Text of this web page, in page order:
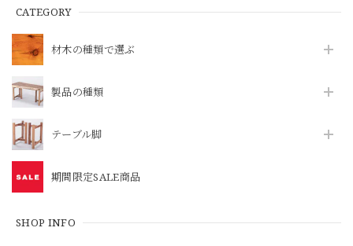
CATEGORY
材木の種類で選ぶ
製品の種類
テーブル脚
期間限定SALE商品
SHOP INFO